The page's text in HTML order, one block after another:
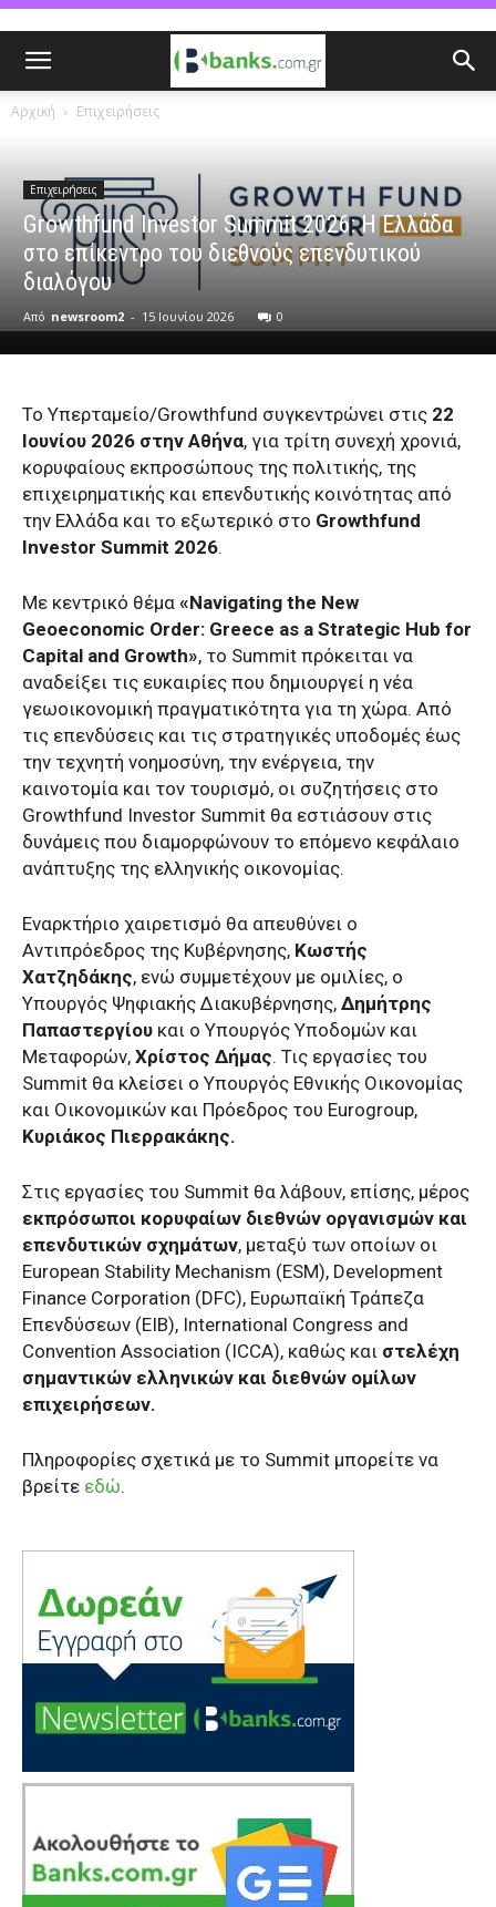
Αρχική Επιχειρήσεις
Επιχειρήσεις
Growthfund Investor Summit 2026: Η Ελλάδα
στο επίκεντρο του διεθνούς επενδυτικού
διαλόγου
Από newsroom2 - 15 Ιουνίου 2026 0
Το Υπερταμείο/Growthfund συγκεντρώνει στις 22
Ιουνίου 2026 στην Αθήνα, για τρίτη συνεχή χρονιά,
κορυφαίους εκπροσώπους της πολιτικής, της
επιχειρηματικής και επενδυτικής κοινότητας από
την Ελλάδα και το εξωτερικό στο Growthfund
Investor Summit 2026.
Με κεντρικό θέμα «Navigating the New
Geoeconomic Order: Greece as a Strategic Hub for
Capital and Growth», το Summit πρόκειται να
αναδείξει τις ευκαιρίες που δημιουργεί η νέα
γεωοικονομική πραγματικότητα για τη χώρα. Από
τις επενδύσεις και τις στρατηγικές υποδομές έως
την τεχνητή νοημοσύνη, την ενέργεια, την
καινοτομία και τον τουρισμό, οι συζητήσεις στο
Growthfund Investor Summit θα εστιάσουν στις
δυνάμεις που διαμορφώνουν το επόμενο κεφάλαιο
ανάπτυξης της ελληνικής οικονομίας.
Εναρκτήριο χαιρετισμό θα απευθύνει ο
Αντιπρόεδρος της Κυβέρνησης, Κωστής
Χατζηδάκης, ενώ συμμετέχουν με ομιλίες, ο
Υπουργός Ψηφιακής Διακυβέρνησης, Δημήτρης
Παπαστεργίου και ο Υπουργός Υποδομών και
Μεταφορών, Χρίστος Δήμας. Τις εργασίες του
Summit θα κλείσει ο Υπουργός Εθνικής Οικονομίας
και Οικονομικών και Πρόεδρος του Eurogroup,
Κυριάκος Πιερρακάκης.
Στις εργασίες του Summit θα λάβουν, επίσης, μέρος
εκπρόσωποι κορυφαίων διεθνών οργανισμών και
επενδυτικών σχημάτων, μεταξύ των οποίων οι
European Stability Mechanism (ESM), Development
Finance Corporation (DFC), Ευρωπαϊκή Τράπεζα
Επενδύσεων (EIB), International Congress and
Convention Association (ICCA), καθώς και στελέχη
σημαντικών ελληνικών και διεθνών ομίλων
επιχειρήσεων.
Πληροφορίες σχετικά με το Summit μπορείτε να
βρείτε εδώ.